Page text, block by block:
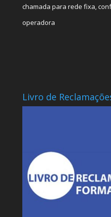
chamada para rede fixa,
operadora
Livro de